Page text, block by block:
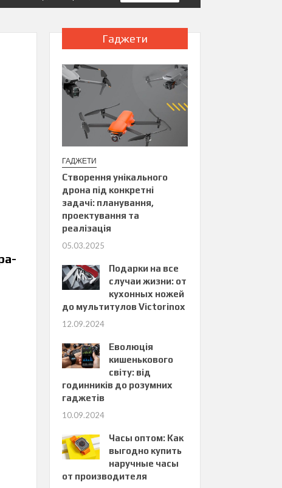
Гаджети
ГАДЖЕТИ
Створення унікального
дрона під конкретні
задачі: планування,
проектування та
реалізація
05.03.2025
Подарки на все
случаи жизни: от
кухонных ножей
до мультитулов Victorinox
12.09.2024
Еволюція
кишенькового
світу: від
годинників до розумних
гаджетів
10.09.2024
Часы оптом: Как
выгодно купить
наручные часы
от производителя